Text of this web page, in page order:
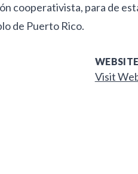
cooperativista, para de
de Puerto Rico.
WEBSITE
Visit